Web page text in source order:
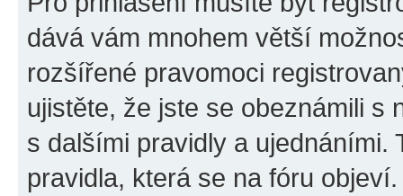
dává vám mnohem větší
rozšířené pravomoci
ujistěte, že jste se obeznámili s
s dalšími pravidly a ujednáními.
pravidla, která se na fóru objeví.